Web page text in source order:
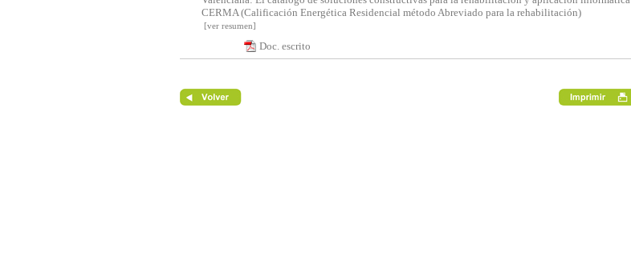
CERMA (Calificación Energética Residencial método Abreviado para la rehabilitación)
[ver resumen]
Doc. escrito